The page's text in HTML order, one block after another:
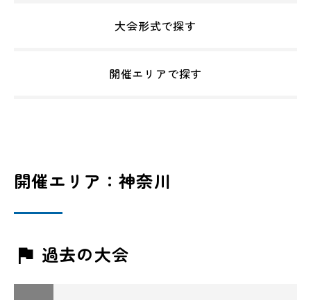
大会形式で探す
開催エリアで探す
開催エリア：神奈川
過去の大会